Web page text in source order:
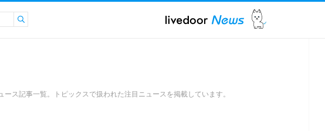
ース記事一覧。トピックスで扱われた注目ニュースを掲載しています。